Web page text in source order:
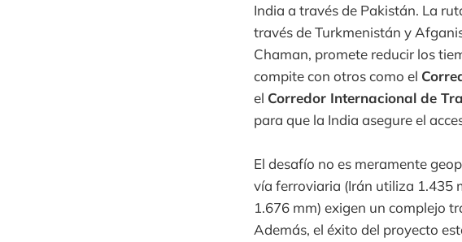
India a través de Pakistán. La
través de Turkmenistán y
Chaman, promete reducir los
compite con otros como el
el Corredor Internacional de
para que la India asegure el
El desafío no es meramente
vía ferroviaria (Irán utiliza 1.435
1.676 mm) exigen un complejo
Además, el éxito del proyecto